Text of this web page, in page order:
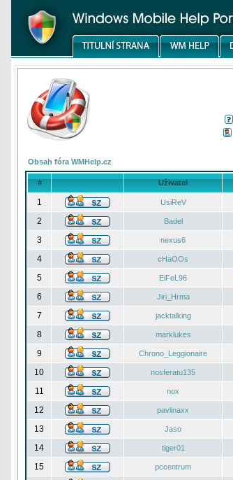
Obsah fóra WMHelp.cz
# Uživatel
1 UsiReV
2
Badel
3
nexus6
4
cHaOOs
5
EiFeL96
6
Jiri_Hrma
7
jacktalking
8
marklukes
9
Chrono_Leggionaire
10
nosferatu135
11
nox
12
pavlinaxx
13
Jaso
14
tiger01
15
pccentrum